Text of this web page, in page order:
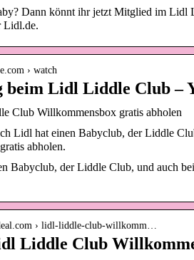
Dann könnt ihr jetzt Mitglied im Lidl
Lidl.de.
› watch
beim Lidl Liddle Club –
Club Willkommensbox gratis abholen
Lidl hat einen Babyclub, der Liddle
abholen.
Babyclub, der Liddle Club, und auch
› lidl-liddle-club-willkomm…
Liddle Club